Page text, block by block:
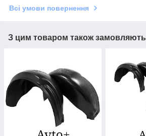
Всі умови повернення
З цим товаром також замовляють